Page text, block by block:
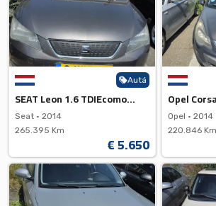
Autá
SEAT Leon 1.6 TDIEcomotive
Seat • 2014
265.395 Km
€ 5.650
Opel
Opel • 2014
220.846 Km